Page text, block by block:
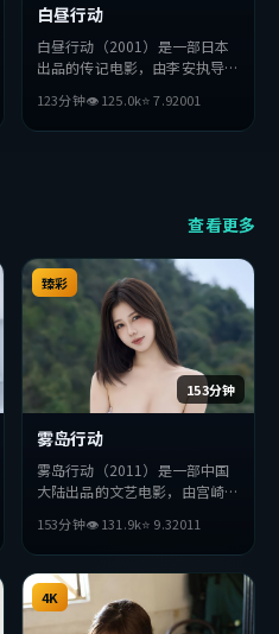
白昼行动
白昼行动（2001）是一部日本
出品的传记电影，由李安执导，
演。影片在叙事与视听上力求突
破，探讨人性与抉择，节奏张弛
123分钟👁125.0k⭐7.92001
查看更多
153分钟
臻彩
雾岛行动
雾岛行动（2011）是一部中国
大陆出品的文艺电影，由宫崎骏
主演。影片在叙事与视听上力求
突破，探讨人性与抉择，节奏张
弛有度，适合喜欢该类型的观众
完整观看。
153分钟👁131.9k⭐ 9.32011
4K